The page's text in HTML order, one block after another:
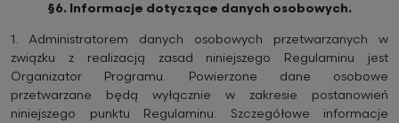
§6. Informacje dotyczące danych osobowych.
1.
Administratorem danych osobowych przetwarzanych w
związku z realizacją zasad niniejszego Regulaminu jest
Organizator Programu. Powierzone dane osobowe
przetwarzane będą wyłącznie w zakresie postanowień
niniejszego punktu Regulaminu. Szczegółowe informacje